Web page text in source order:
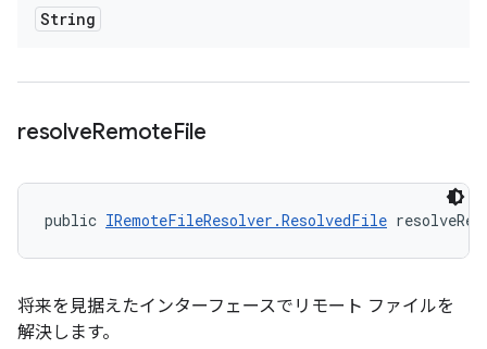
String
resolveRemoteFile
public IRemoteFileResolver.ResolvedFile
将来を見据えたインターフェースでリモート ファイルを
解決します。